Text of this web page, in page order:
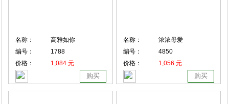
名称：
高雅如你
编号：
1788
价格：
1,084 元
购买
名称：
浓浓母爱
编号：
4850
价格：
1,056 元
购买